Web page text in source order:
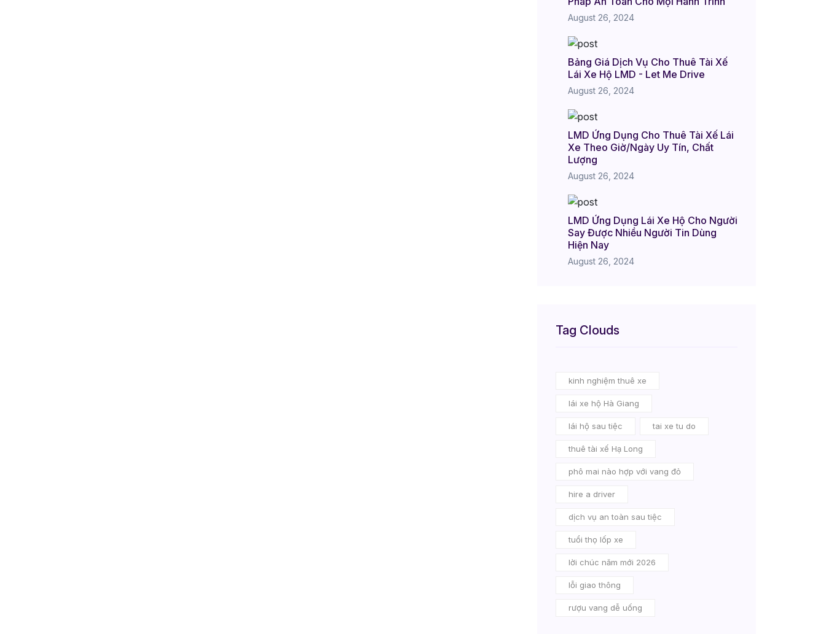
August 26, 2024
Bảng Giá Dịch Vụ Cho Thuê Tài Xế
Lái Xe Hộ LMD - Let Me Drive
August 26, 2024
LMD Ứng Dụng Cho Thuê Tài Xế Lái
Xe Theo Giờ/Ngày Uy Tín, Chất
Lượng
August 26, 2024
LMD Ứng Dụng Lái Xe Hộ Cho Người
Say Được Nhiều Người Tin Dùng
Hiện Nay
August 26, 2024
Tag Clouds
kinh nghiệm thuê xe
lái xe hộ Hà Giang
lái hộ sau tiệc tai xe tu do
thuê tài xế Hạ Long
phô mai nào hợp với vang đỏ
hire a driver
dịch vụ an toàn sau tiệc
tuổi thọ lốp xe
lời chúc năm mới 2026
lỗi giao thông
rượu vang dễ uống